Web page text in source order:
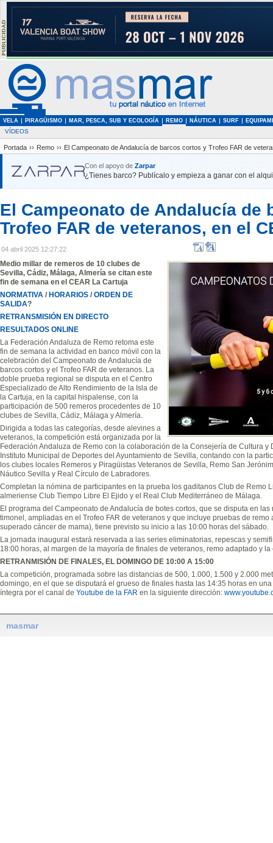
VELA PIRAGÜISMO MAR, PESCA, SUB Y ECOLOGÍA REMO NÁUTICA SURF
VÍDEOS
Portada ›› Remo ›› El Campeonato de Andalucía de barcos cortos y Trofeo FAR de
Con el apoyo de Zarpar
¿Tienes barco? Publícalo y empieza a ganar con el
El Campeonato de Andalucía de
Trofeo FAR de veteranos, en el
04 abril 2025 12:27:22
Medio millar de remeros de 10 clubes de
Sevilla, Cádiz, Málaga, Almería se citan este
fin de semana en el CEAR La Cartuja
NORMATIVA / HORARIOS / ORDEN DE
SALIDA?
RETRANSMISIÓN EN DIRECTO
RESULTADOS ONLINE
La Federación Andaluza de Remo retoma este
fin de semana la actividad en banco móvil con la
celebración del Campeonato de Andalucía de
barcos cortos y el Trofeo FAR de veteranos. La
doble prueba regional se disputa en el Centro
Especializado de Alto Rendimiento de la Isla de
la Cartuja, en la capital hispalense, con la
participación de 500 remeros procedentes de 10
clubes de Sevilla, Cádiz, Málaga y Almería.
Dirigida a todas las categorías, desde alevines a
veteranos, la competición está organizada por la
Federación Andaluza de Remo con la colaboración de la Consejería de Cultura y
Instituto Municipal de Deportes del Ayuntamiento de Sevilla, contando con la
los clubes locales Remeros y Piragüistas Veteranos de Sevilla, Remo San
Náutico Sevilla y Real Círculo de Labradores.
Completan la nómina de participantes en la prueba los gaditanos Club de Remo
almeriense Club Tiempo Libre El Ejido y el Real Club Mediterráneo de Málaga.
El programa del Campeonato de Andalucía de botes cortos, que se disputa en
timonel, ampliadas en el Trofeo FAR de veteranos y que incluye pruebas de
superado cáncer de mama), tiene previsto su inicio a las 10:00 horas del sábado.
La jornada inaugural estará reservada a las series eliminatorias, repescas y
18:00 horas, al margen de la mayoría de finales de veteranos, remo adaptado y
RETRANMISIÓN DE FINALES, EL DOMINGO DE 10:00 A 15:00
La competición, programada sobre las distancias de 500, 1.000, 1.500 y 2.000
domingo, en el que se disputará el grueso de finales hasta las 14:35 horas en
íntegra por el canal de Youtube de la FAR en la siguiente dirección:
masmar